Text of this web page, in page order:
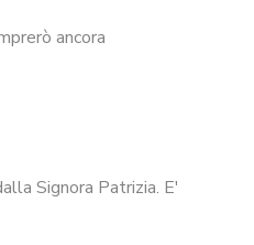
ancora
Signora Patrizia. E'